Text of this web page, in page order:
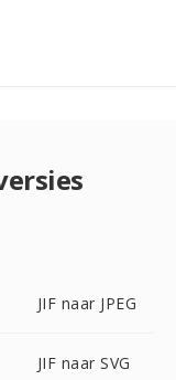
JIF naar JPEG
JIF naar SVG